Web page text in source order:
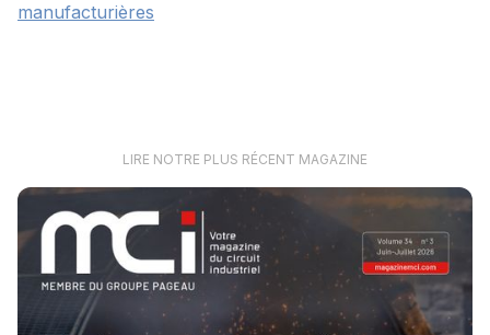
manufacturières
LIRE NOTRE PLUS RÉCENT MAGAZINE